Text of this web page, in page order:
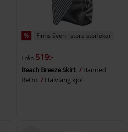
% Finns även i stora storlekar
Från 519:-
Beach Breeze Skirt
Banned
Retro
Halvlång kjol